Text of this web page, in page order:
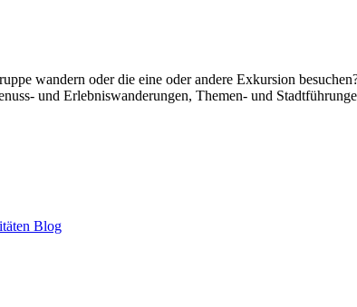
wandern oder die eine oder andere Exkursion
und Erlebniswanderungen, Themen- und
Blog